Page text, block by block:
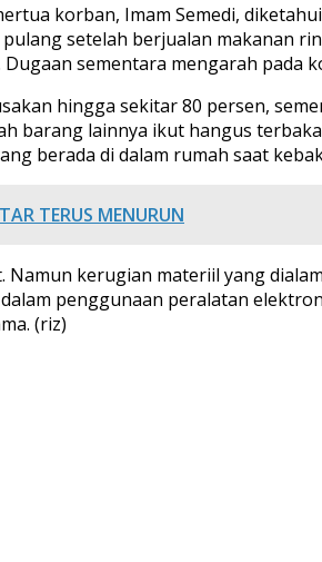
korban, Imam Semedi,
setelah berjualan makanan
sementara mengarah pada
hingga sekitar 80 persen,
barang lainnya ikut hangus
berada di dalam rumah saat
TERUS MENURUN
kerugian materiil yang
penggunaan peralatan
(riz)